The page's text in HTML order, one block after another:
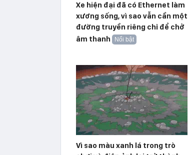
Xe hiện đại đã có Ethernet làm
xương sống, vì sao vẫn cần một
đường truyền riêng chỉ để chở
âm thanh
Nổi bật
Vì sao màu xanh lá trong trò